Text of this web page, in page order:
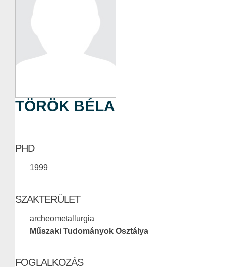
TÖRÖK BÉLA
PHD
1999
SZAKTERÜLET
archeometallurgia
Műszaki Tudományok Osztálya
FOGLALKOZÁS